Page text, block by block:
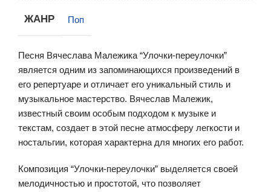
ЖАНР Поп
Песня Вячеслава Малежика “Улочки-переулочки”
является одним из запоминающихся произведений в
его репертуаре и отличает его уникальный стиль и
музыкальное мастерство. Вячеслав Малежик,
известный своим особым подходом к музыке и
текстам, создает в этой песне атмосферу легкости и
ностальгии, которая характерна для многих его работ.
Композиция “Улочки-переулочки” выделяется своей
мелодичностью и простотой, что позволяет